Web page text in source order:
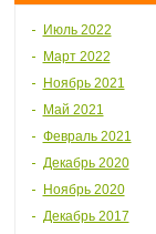
Июль 2022
Март 2022
Ноябрь 2021
Май 2021
Февраль 2021
Декабрь 2020
Ноябрь 2020
Декабрь 2017